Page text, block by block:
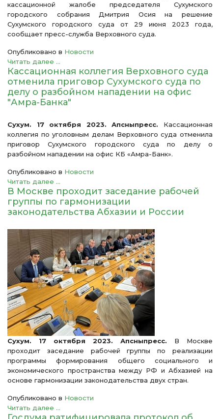
кассационной жалобе председателя Сухумского
городского собрания Дмитрия Осия на решение
Сухумского городского суда от 29 июня 2023 года,
сообщает пресс-служба Верховного суда.
Опубликовано в Новости
Читать далее ...
Кассационная коллегия Верховного суда
отменила приговор Сухумского суда по
делу о разбойном нападении на офис
"Амра-Банка"
Сухум. 17 октября 2023. Апсныпресс. Кассационная
коллегия по уголовным делам Верховного суда отменила
приговор Сухумского городского суда по делу о
разбойном нападении на офис КБ «Амра-Банк».
Опубликовано в Новости
Читать далее ...
В Москве проходит заседание рабочей
группы по гармонизации
законодательства Абхазии и России
Сухум. 17 октября 2023. Апсныпресс. В Москве
проходит заседание рабочей группы по реализации
программы формирования общего социального и
экономического пространства между РФ и Абхазией на
основе гармонизации законодательства двух стран.
Опубликовано в Новости
Читать далее ...